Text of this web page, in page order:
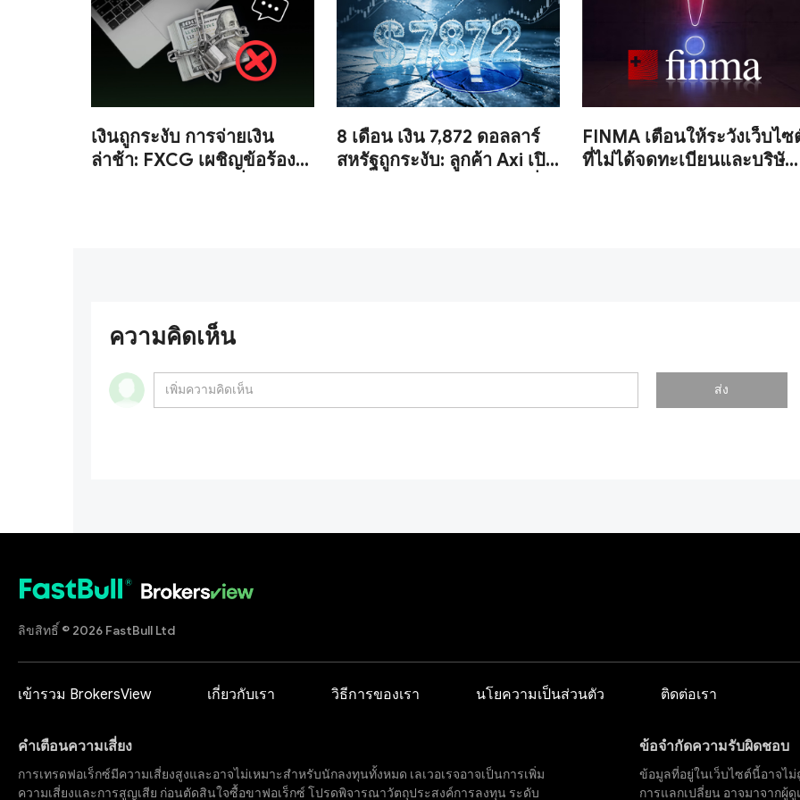
เงินถูกระงับ การจ่ายเงิน
ล่าช้า: FXCG เผชิญข้อร้อง
8 เดือน เงิน 7,872 ดอลลาร์
สหรัฐถูกระงับ: ลูกค้า Axi เปิด
FINMA เตือนให้ระวังเว็บไซ
ที่ไม่ได้จดทะเบียนและบริษัท
ความคิดเห็น
ส่ง
ลิขสิทธิ์ © 2026 FastBull Ltd
เข้ารวม BrokersView เกี่ยวกับเรา วิธีการของเรา นโยความเป็นส่วนตัว ติดต่อเรา
คำเตือนความเสี่ยง
การเทรดฟอเร็กซ์มีความเสี่ยงสูงและอาจไม่เหมาะสำหรับนักลงทุนทั้งหมด เลเวอเรจอาจเป็นการเพิ่ม
ความเสี่ยงและการสูญเสีย ก่อนตัดสินใจซื้อขาฟอเร็กซ์ โปรดพิจารณาวัตถุประสงค์การลงทุน ระดับ
ข้อจำกัดความรับผิดชอบ
ข้อมูลที่อยู่ในเว็บไซต์นี้อาจไ
การแลกเปลี่ยน อาจมาจากผู้